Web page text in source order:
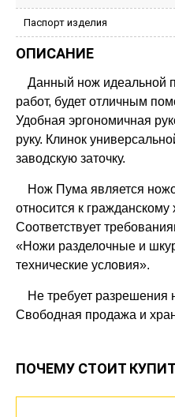
Паспорт изделия
ОПИСАНИЕ
Данный нож идеальной
работ, будет отличным
Удобная эргономичная
руку. Клинок
заводскую заточку.
Нож Пума является
относится к
Соответствует
«Ножи разделочные и
технические условия».
Не требует разрешения
Свободная продажа и
ПОЧЕМУ СТОИТ